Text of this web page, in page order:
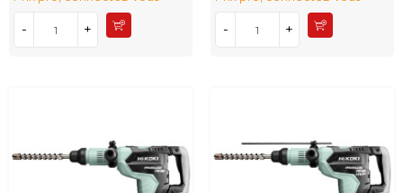
- + - +